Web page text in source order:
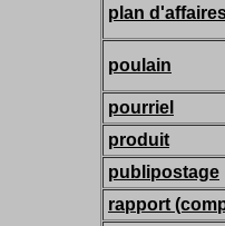
plan
poulain
pourriel
produit
publipostage
rapport